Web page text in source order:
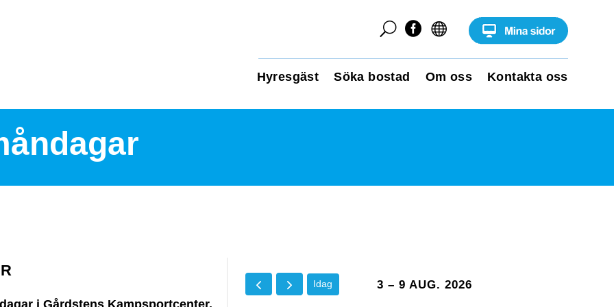


U
Hyresgäst Söka bostad Om oss Kontakta oss
Idag 3 – 9 AUG. 2026